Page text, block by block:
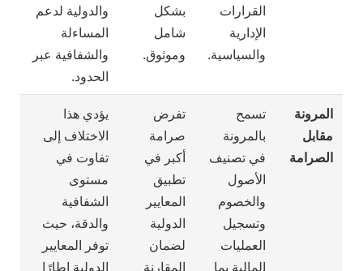
القرارات
الإدارية
والسياسية.
بشكل
شامل
وموثوق.
والدولية لدعم
المساءلة
والشفافية عبر
الحدود.
المرونة
مقابل
الصرامة
تسمح
بالمرونة
في تصنيف
الأصول
والخصوم
وتسجيل
العمليات
المالية بما
تفرض
صرامة
أكبر في
تطبيق
المعايير
الدولية
لضمان
المقارنة
يؤدي هذا
الاختلاف إلى
تفاوت في
مستوى
الشفافية
والدقة، حيث
توفر المعايير
الدولية إطارًا